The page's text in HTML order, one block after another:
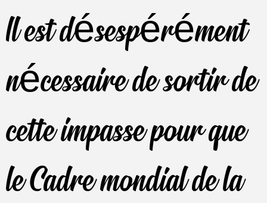
Il est désespérément
nécessaire de sortir de
cette impasse pour que
le Cadre mondial de la